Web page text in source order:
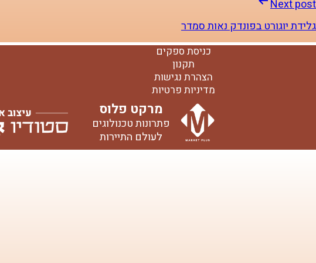
Next post
גלידת יוגורט בפונדק נאות סמדר
כניסת ספקים
תקנון
הצהרת נגישות
מדיניות פרטיות
מרקט פלוס
פתרונות טכנולוגים
לעולם התיירות